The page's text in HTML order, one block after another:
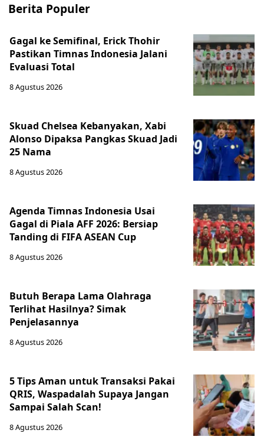
Berita Populer
Gagal ke Semifinal, Erick Thohir
Pastikan Timnas Indonesia Jalani
Evaluasi Total
8 Agustus 2026
Skuad Chelsea Kebanyakan, Xabi
Alonso Dipaksa Pangkas Skuad Jadi
25 Nama
8 Agustus 2026
Agenda Timnas Indonesia Usai
Gagal di Piala AFF 2026: Bersiap
Tanding di FIFA ASEAN Cup
8 Agustus 2026
Butuh Berapa Lama Olahraga
Terlihat Hasilnya? Simak
Penjelasannya
8 Agustus 2026
5 Tips Aman untuk Transaksi Pakai
QRIS, Waspadalah Supaya Jangan
Sampai Salah Scan!
8 Agustus 2026